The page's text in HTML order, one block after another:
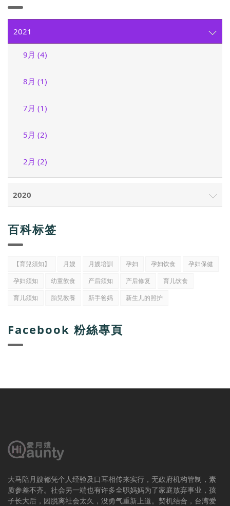
2021
9月 (4)
8月 (1)
7月 (1)
5月 (2)
2月 (2)
2020
百科标签
【育兒須知】 月嫂 月嫂培訓 孕妇 孕妇饮食
孕妇保健
孕妇须知
幼童飲食 产后须知 产后修复
育儿饮食
育儿须知
胎兒教養 新手爸妈 新生儿的照护
Facebook 粉絲專頁
大马陪月嫂都凭个人经验及口耳相传来实行，无政府机构管制，素
质参差不齐。社会另一端也有许多全职妈妈为了家庭放弃事业，孩
子长大后，因脱离社会太久，没勇气重新上道。契机结合，台湾爱